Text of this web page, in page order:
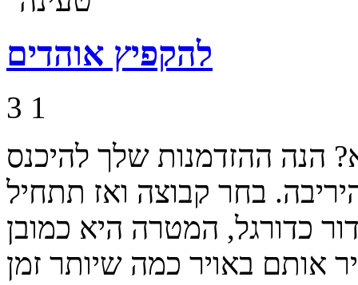
להקפיץ אוהדים
3 1
הנה ההזדמנות שלך להיכנס
בחר קבוצה ואז תתחיל
כדורגל, המטרה היא כמובן